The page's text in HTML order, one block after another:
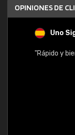
OPINIONES DE
Uno
"Rápido y